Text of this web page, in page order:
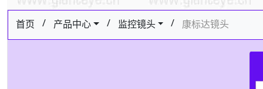
首页 / 产品中心 / 监控镜头 / 康标达镜头